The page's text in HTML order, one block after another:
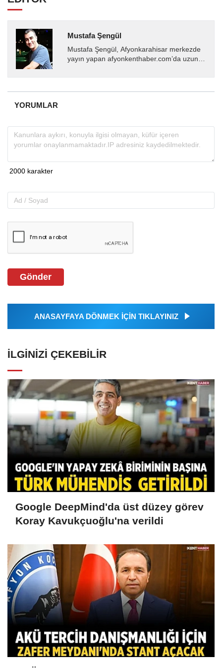
Mustafa Şengül
Mustafa Şengül, Afyonkarahisar merkezde
yayın yapan afyonkenthaber.com’da uzun
almakta, haber akışı...
YORUMLAR
Gönder
ANASAYFAYA DÖNMEK İÇİN TIKLAYINIZ
İLGINIZI ÇEKEBILIR
Google DeepMind'da üst düzey görev
Koray Kavukçuoğlu'na verildi